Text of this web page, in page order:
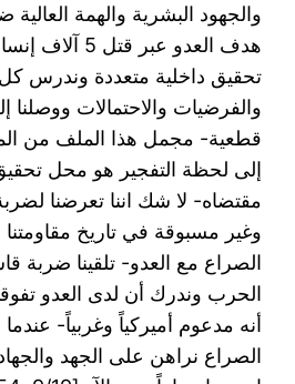
والجهود البشرية والهمة
هدف العدو عبر
تحقيق داخلية متعددة وندرس كل
والفرضيات والاحتمالات ووصلنا
قطعية- مجمل هذا الملف من
إلى لحظة التفجير هو محل
مقتضاه- لا شك اننا تعرضنا لضربة
وغير مسبوقة في تاريخ مقاومتنا
الصراع مع العدو- تلقينا ضربة
الحرب وندرك أن لدى العدو تفوقاً
أنه مدعوم أميركياً وغربياً-
الصراع نراهن على الجهد